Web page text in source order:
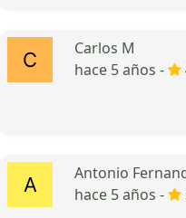
Carlos M
hace 5 años -
Antonio
hace 5 años -